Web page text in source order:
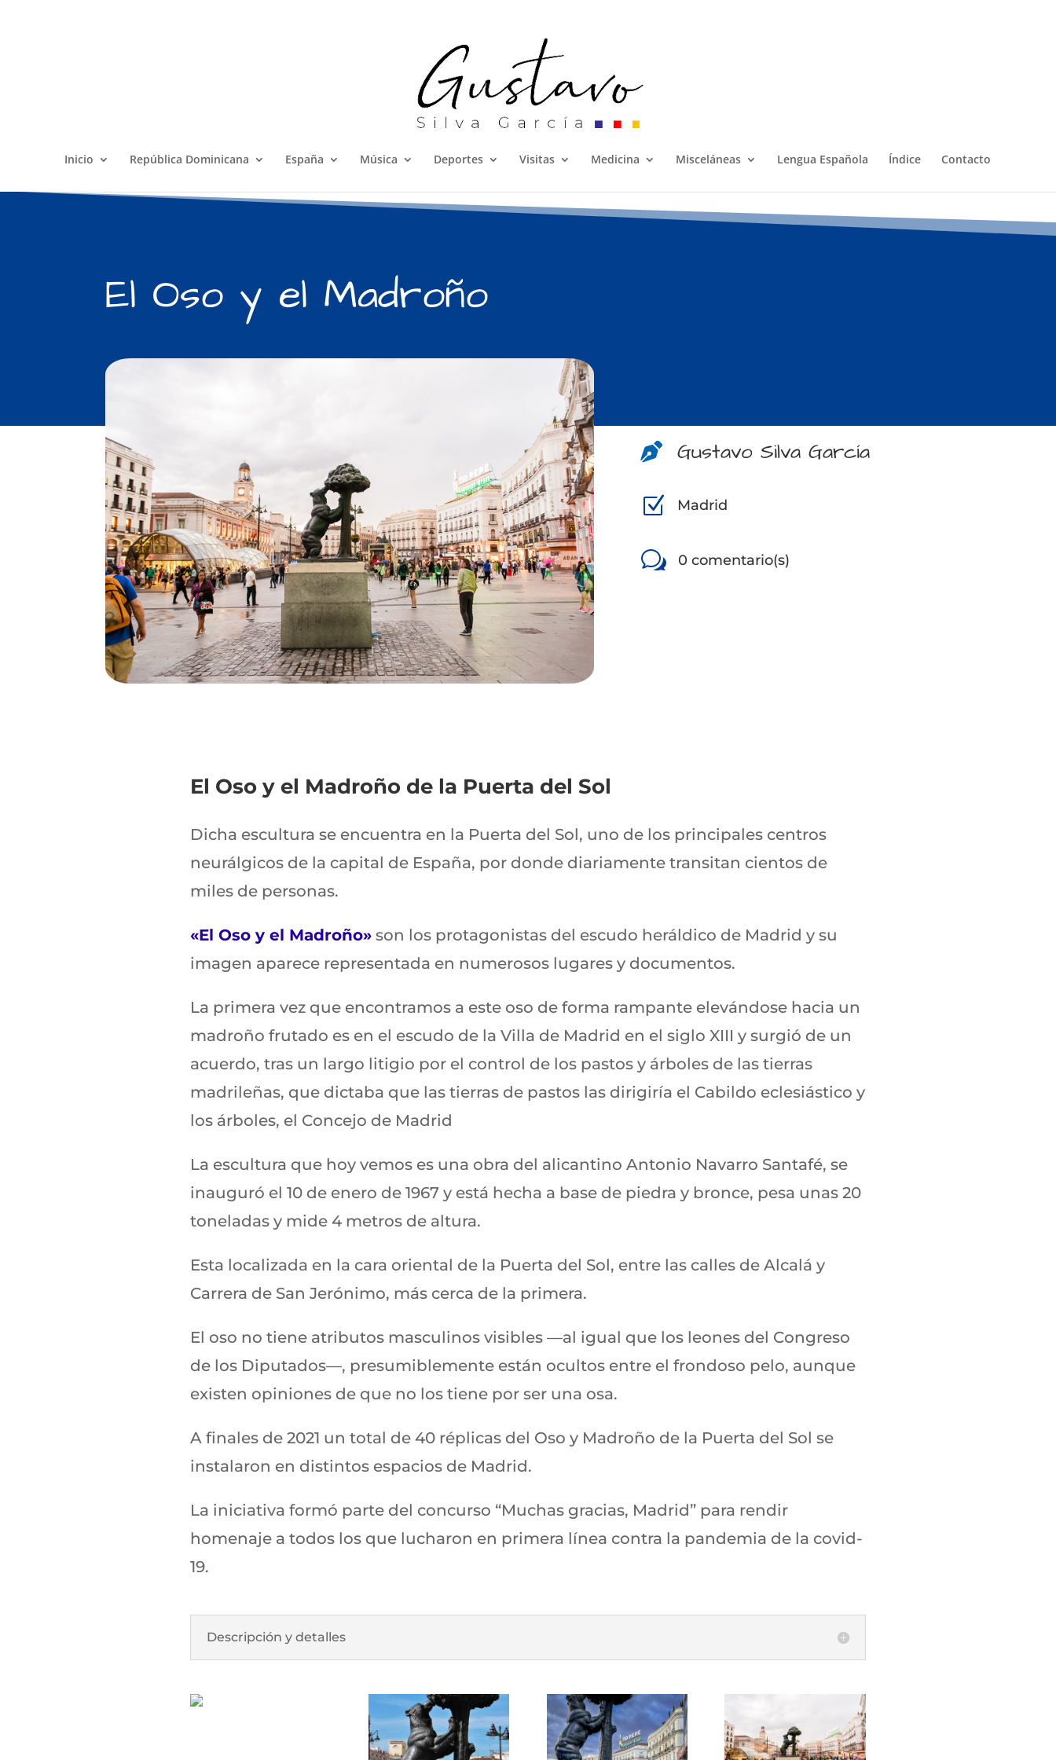
Inicio República Dominicana España Música Deportes Visitas Medicina Misceláneas Lengua Española Índice Contacto
El Oso y el Madroño
 Gustavo Silva García
Z Madrid
w 0 comentario(s)
El Oso y el Madroño de la Puerta del Sol
Dicha escultura se encuentra en la Puerta del Sol, uno de los principales centros
neurálgicos de la capital de España, por donde diariamente transitan cientos de
miles de personas.
«El Oso y el Madroño»son los protagonistas del escudo heráldico de Madrid y su
imagen aparece representada en numerosos lugares y documentos.
La primera vez que encontramos a este oso de forma rampante elevándose hacia un
madroño frutado es en el escudo de la Villa de Madrid en el siglo XIII y surgió de un
acuerdo, tras un largo litigio por el control de los pastos y árboles de las tierras
madrileñas, que dictaba que las tierras de pastos las dirigiría el Cabildo eclesiástico y
los árboles, el Concejo de Madrid
La escultura que hoy vemos es una obra del alicantino Antonio Navarro Santafé, se
inauguró el 10 de enero de 1967 y está hecha a base de piedra y bronce, pesa unas 20
toneladas y mide 4 metros de altura.
Esta localizada en la cara oriental de la Puerta del Sol, entre las calles de Alcalá y
Carrera de San Jerónimo, más cerca de la primera.
El oso no tiene atributos masculinos visibles —al igual que los leones del Congreso
de los Diputados—, presumiblemente están ocultos entre el frondoso pelo, aunque
existen opiniones de que no los tiene por ser una osa.
A finales de 2021 un total de 40 réplicas del Oso y Madroño de la Puerta del Sol se
instalaron en distintos espacios de Madrid.
La iniciativa formó parte del concurso “Muchas gracias, Madrid” para rendir
homenaje a todos los que lucharon en primera línea contra la pandemia de la covid-
19.
Descripción y detalles